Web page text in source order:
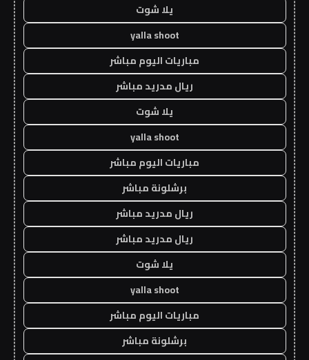
يلا شوت
yalla shoot
مباريات اليوم مباشر
ريال مدريد مباشر
يلا شوت
yalla shoot
مباريات اليوم مباشر
برشلونة مباشر
ريال مدريد مباشر
ريال مدريد مباشر
يلا شوت
yalla shoot
مباريات اليوم مباشر
برشلونة مباشر